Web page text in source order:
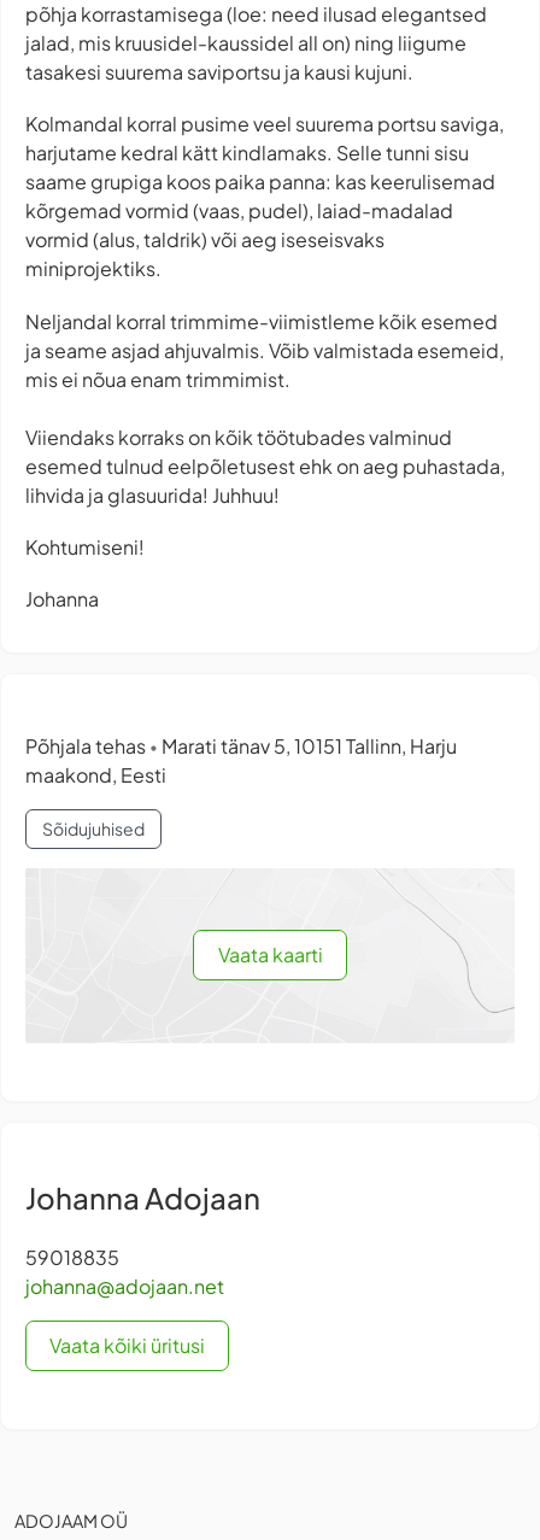
põhja korrastamisega (loe: need ilusad elegantsed
jalad, mis kruusidel-kaussidel all on) ning liigume
tasakesi suurema saviportsu ja kausi kujuni.
Kolmandal korral pusime veel suurema portsu saviga,
harjutame kedral kätt kindlamaks. Selle tunni sisu
saame grupiga koos paika panna: kas keerulisemad
kõrgemad vormid (vaas, pudel), laiad-madalad
vormid (alus, taldrik) või aeg iseseisvaks
miniprojektiks.
Neljandal korral trimmime-viimistleme kõik esemed
ja seame asjad ahjuvalmis. Võib valmistada esemeid,
mis ei nõua enam trimmimist.
Viiendaks korraks on kõik töötubades valminud
esemed tulnud eelpõletusest ehk on aeg puhastada,
lihvida ja glasuurida! Juhhuu!
Kohtumiseni!
Johanna
Põhjala tehas • Marati tänav 5, 10151 Tallinn, Harju
maakond, Eesti
Sõidujuhised
Vaata kaarti
Johanna Adojaan
59018835
johanna@adojaan.net
Vaata kõiki üritusi
ADOJAAM OÜ